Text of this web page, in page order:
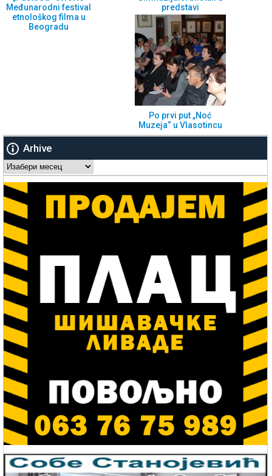
Međunarodni festival
etnološkog filma u
Beogradu
predstavi
Po prvi put „Noć
Muzeja“ u Vlasotincu
Arhive
Arhive